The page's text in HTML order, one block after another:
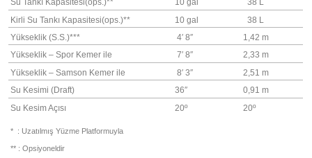
Su Tankı Kapasitesi(ops.)**
Kirli Su Tankı Kapasitesi(ops.)**
Yükseklik (S.S.)***
Yükseklik – Spor Kemer ile
Yükseklik – Samson Kemer ile
Su Kesimi (Draft)
Su Kesim Açısı
* : Uzatılmış Yüzme Platformuyla
** : Opsiyoneldir
10 gal
10 gal
4′ 8″
7′ 8″
8′ 3″
36″
20º
38 L
38 L
1,42 m
2,33 m
2,51 m
0,91 m
20º